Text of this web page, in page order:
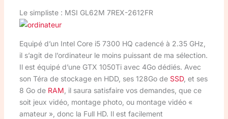
Le simpliste : MSI GL62M 7REX-2612FR
Equipé d’un Intel Core i5 7300 HQ cadencé à 2.35 GHz,
il s’agit de l’ordinateur le moins puissant de ma sélection.
Il est équipé d’une GTX 1050Ti avec 4Go dédiés. Avec
son Téra de stockage en HDD, ses 128Go de SSD, et ses
8 Go de RAM , il saura satisfaire vos demandes, que ce
soit jeux vidéo, montage photo, ou montage vidéo «
amateur », donc la Full HD. Il est facilement